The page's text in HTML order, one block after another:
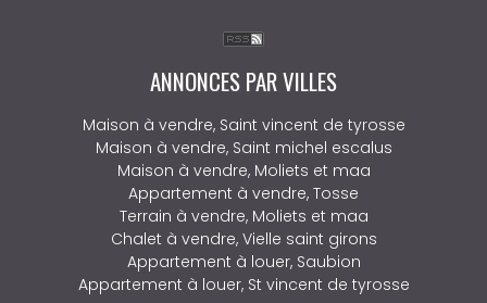
ANNONCES PAR VILLES
Maison à vendre, Saint vincent de tyrosse
Maison à vendre, Saint michel escalus
Maison à vendre, Moliets et maa
Appartement à vendre, Tosse
Terrain à vendre, Moliets et maa
Chalet à vendre, Vielle saint girons
Appartement à louer, Saubion
Appartement à louer, St vincent de tyrosse